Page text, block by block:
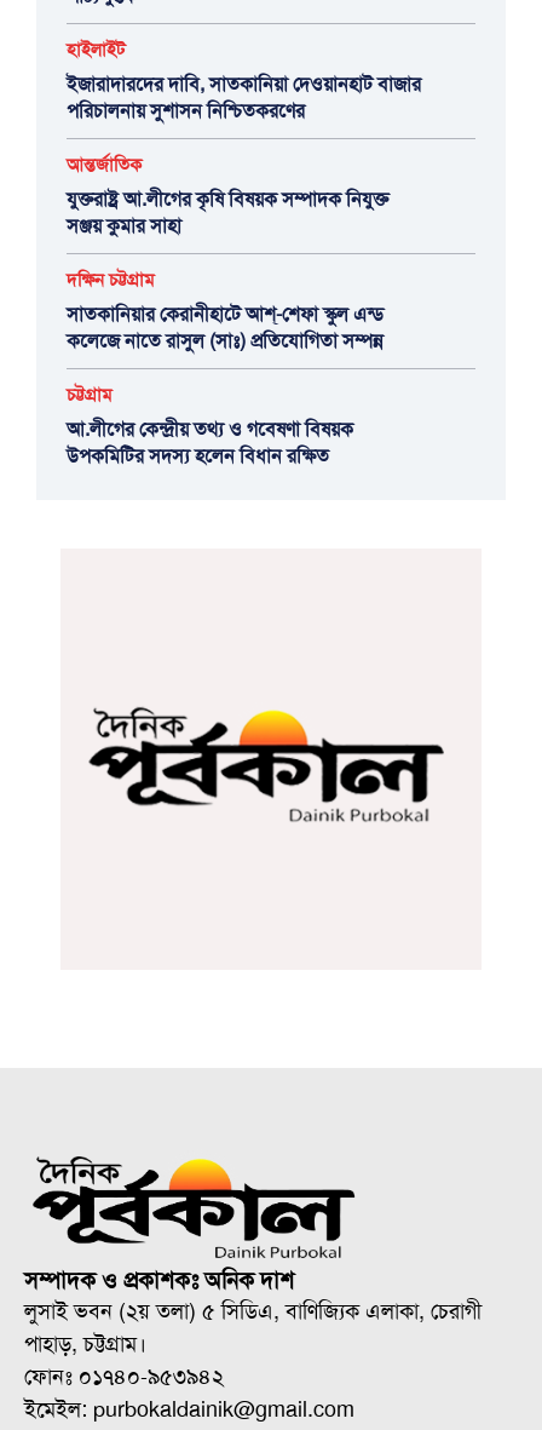
হাইলাইট
ইজারাদারদের দাবি, সাতকানিয়া দেওয়ানহাট বাজার
পরিচালনায় সুশাসন নিশ্চিতকরণের
আন্তর্জাতিক
যুক্তরাষ্ট্র আ.লীগের কৃষি বিষয়ক সম্পাদক নিযুক্ত
সঞ্জয় কুমার সাহা
দক্ষিন চট্টগ্রাম
সাতকানিয়ার কেরানীহাটে আশ্-শেফা স্কুল এন্ড
কলেজে নাতে রাসুল (সাঃ) প্রতিযোগিতা সম্পন্ন
চট্টগ্রাম
আ.লীগের কেন্দ্রীয় তথ্য ও গবেষণা বিষয়ক
উপকমিটির সদস্য হলেন বিধান রক্ষিত
সম্পাদক ও প্রকাশকঃ অনিক দাশ
লুসাই ভবন (২য় তলা) ৫ সিডিএ, বাণিজ্যিক এলাকা, চেরাগী
পাহাড়, চট্টগ্রাম।
ফোনঃ ০১৭৪০-৯৫৩৯৪২
ইমেইল: purbokaldainik@gmail.com